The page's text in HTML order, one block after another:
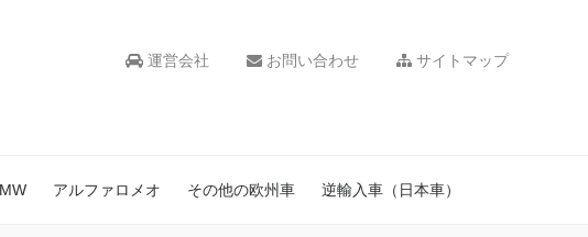
運営会社 お問い合わせ サイトマップ
アルファロメオ その他の欧州車 逆輸入車（日本車）